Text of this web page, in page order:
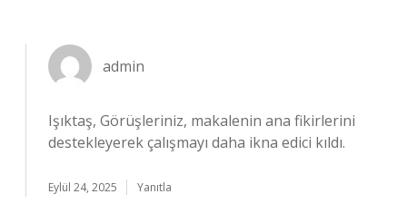
admin
Işıktaş, Görüşleriniz, makalenin ana fikirlerini
destekleyerek çalışmayı daha ikna edici kıldı.
Eylül 24, 2025 Yanıtla